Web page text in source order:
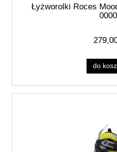
Łyżworolki Roces
do